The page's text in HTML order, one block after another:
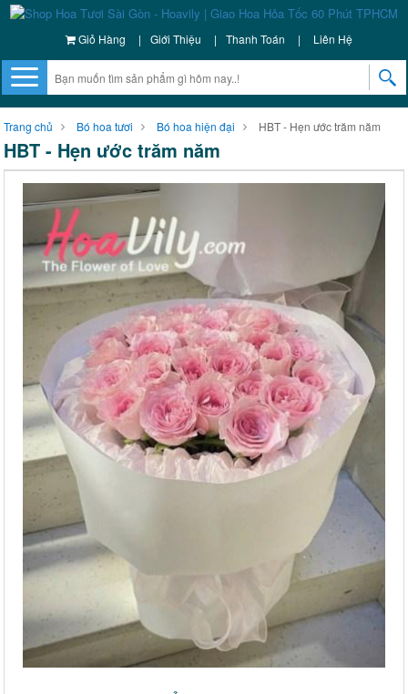
Giỏ Hàng | Giới Thiệu | Thanh Toán | Liên Hệ
Trang chủ Bó hoa tươi Bó hoa hiện đại HBT - Hẹn ước trăm năm
HBT - Hẹn ước trăm năm